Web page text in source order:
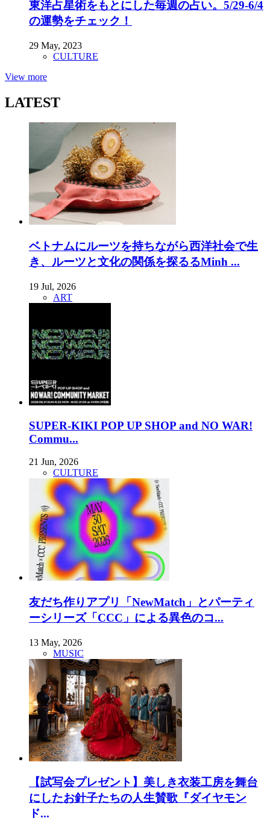
東洋占星術をもとにした毎週の占い。5/29-6/4
の運勢をチェック！
29 May, 2023
CULTURE
View more
LATEST
ベトナムにルーツを持ちながら西洋社会で生
き、ルーツと文化の関係を探るるMinh ...
19 Jul, 2026
ART
SUPER-KIKI POP UP SHOP and NO WAR!
Commu...
21 Jun, 2026
CULTURE
友だち作りアプリ「NewMatch」とパーティ
ーシリーズ「CCC」による異色のコ...
13 May, 2026
MUSIC
【試写会プレゼント】美しき衣装工房を舞台
にしたお針子たちの人生賛歌『ダイヤモン
ド...